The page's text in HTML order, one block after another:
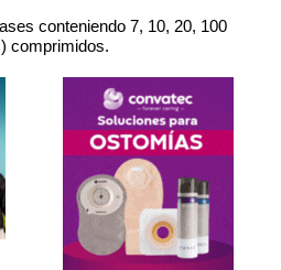
conteniendo 7, 10, 20, 100
comprimidos.